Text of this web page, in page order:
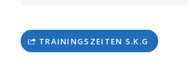
TRAININGSZEITEN S.K.G